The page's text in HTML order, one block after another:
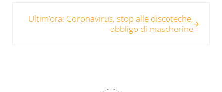
Ultim’ora: Coronavirus, stop alle discoteche,
obbligo di mascherine